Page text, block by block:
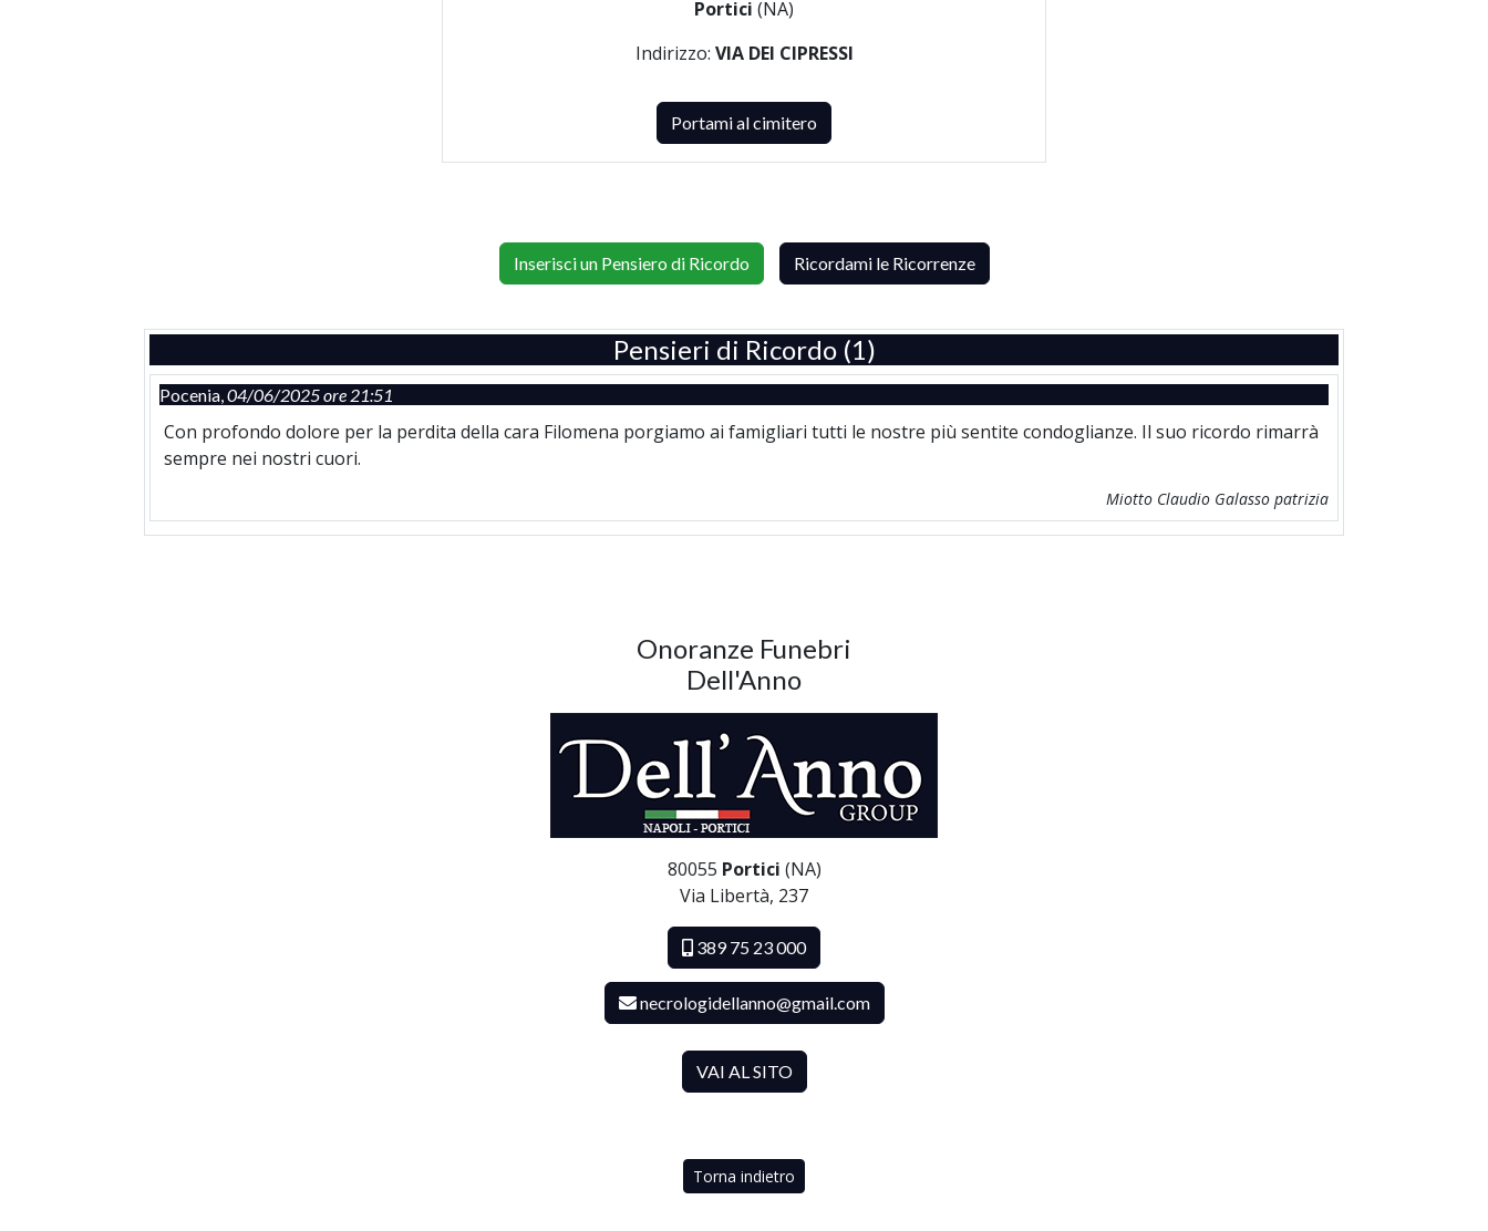
Portici (NA)
Indirizzo: VIA DEI CIPRESSI
Portami al cimitero
Inserisci un Pensiero di Ricordo Ricordami le Ricorrenze
Pensieri di Ricordo (1)
Pocenia,04/06/2025 ore 21:51
Con profondo dolore per la perdita della cara Filomena porgiamo ai famigliari tutti le nostre più sentite condoglianze. Il suo ricordo rimarrà
sempre nei nostri cuori.
Miotto Claudio Galasso patrizia
Onoranze Funebri
Dell'Anno
80055 Portici (NA)
Via Libertà, 237
389 75 23 000
necrologidellanno@gmail.com
VAI AL SITO
Torna indietro